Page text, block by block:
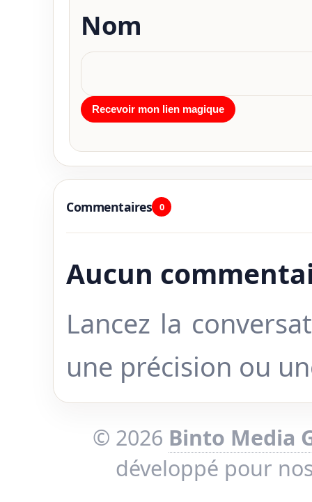
Nom
Commentaires 0
Aucun
Lancez la
une précision ou
© 2026 Binto Media
développé pour